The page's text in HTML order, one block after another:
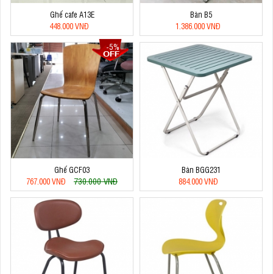
Ghế cafe A13E
448.000 VNĐ
Bàn B5
1.386.000 VNĐ
-5%
Ghế GCF03
767.000 VNĐ
730.000 VNĐ
Bàn BGG231
884.000 VNĐ